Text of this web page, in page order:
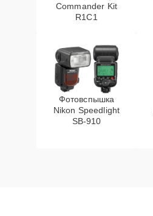
Commander Kit
R1C1
Фотовспышка
Nikon Speedlight
SB-910